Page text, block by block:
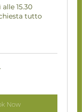
15.30
tutto
Now